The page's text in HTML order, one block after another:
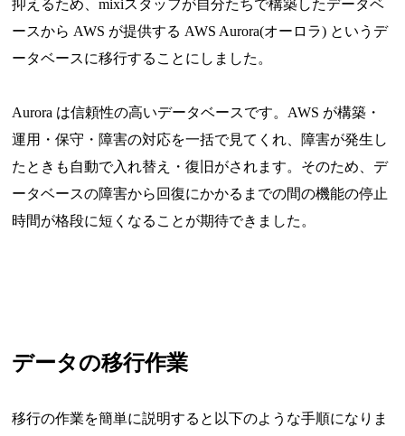
抑えるため、mixiスタッフが自分たちで構築したデータベ
ースから AWS が提供する AWS Aurora(オーロラ) というデ
ータベースに移行することにしました。
Aurora は信頼性の高いデータベースです。AWS が構築・
運用・保守・障害の対応を一括で見てくれ、障害が発生し
たときも自動で入れ替え・復旧がされます。そのため、デ
ータベースの障害から回復にかかるまでの間の機能の停止
時間が格段に短くなることが期待できました。
データの移行作業
移行の作業を簡単に説明すると以下のような手順になりま